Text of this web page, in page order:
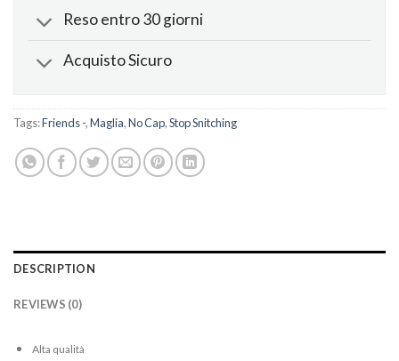
Reso entro 30 giorni
Acquisto Sicuro
Tags:Friends -,Maglia,No Cap,Stop Snitching
DESCRIPTION
REVIEWS (0)
Alta qualità